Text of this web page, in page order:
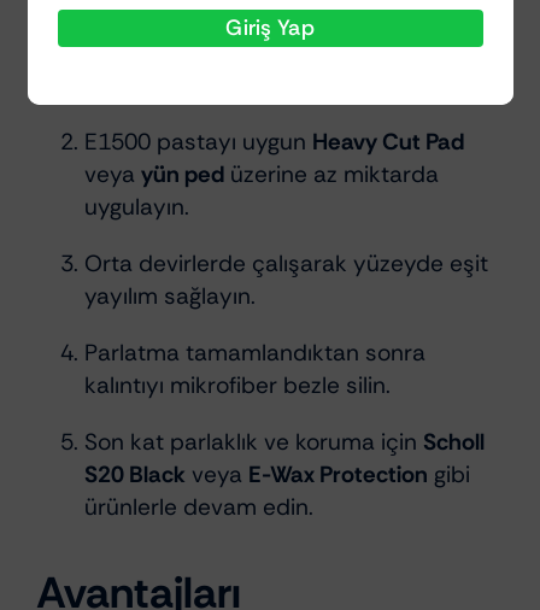
Temiz ve kuru bir yüzey üzerinde
E1500 pastayı uygun Heavy Cut Pad
veya yün pedüzerine az miktarda
uygulayın.
Orta devirlerde çalışarak yüzeyde eşit
yayılım sağlayın.
Parlatma tamamlandıktan sonra
kalıntıyı mikrofiber bezle silin.
Son kat parlaklık ve koruma için Scholl
S20 Black veya E-Wax Protection gibi
ürünlerle devam edin.
Avantajları
Giriş Yap